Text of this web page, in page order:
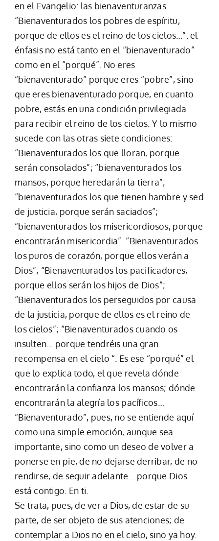
en el Evangelio: las bienaventuranzas.
“Bienaventurados los pobres de espíritu,
porque de ellos es el reino de los cielos…”: el
énfasis no está tanto en el “bienaventurado”
como en el “porqué”. No eres
“bienaventurado” porque eres “pobre”, sino
que eres bienaventurado porque, en cuanto
pobre, estás en una condición privilegiada
para recibir el reino de los cielos. Y lo mismo
sucede con las otras siete condiciones:
“Bienaventurados los que lloran, porque
serán consolados”; “bienaventurados los
mansos, porque heredarán la tierra”;
“bienaventurados los que tienen hambre y sed
de justicia, porque serán saciados”;
“bienaventurados los misericordiosos, porque
encontrarán misericordia”. “Bienaventurados
los puros de corazón, porque ellos verán a
Dios”; “Bienaventurados los pacificadores,
porque ellos serán los hijos de Dios”;
“Bienaventurados los perseguidos por causa
de la justicia, porque de ellos es el reino de
los cielos”; “Bienaventurados cuando os
insulten… porque tendréis una gran
recompensa en el cielo “. Es ese “porqué” el
que lo explica todo, el que revela dónde
encontrarán la confianza los mansos; dónde
encontrarán la alegría los pacíficos…
“Bienaventurado”, pues, no se entiende aquí
como una simple emoción, aunque sea
importante, sino como un deseo de volver a
ponerse en pie, de no dejarse derribar, de no
rendirse, de seguir adelante… porque Dios
está contigo. En ti.
Se trata, pues, de ver a Dios, de estar de su
parte, de ser objeto de sus atenciones; de
contemplar a Dios no en el cielo, sino ya hoy.